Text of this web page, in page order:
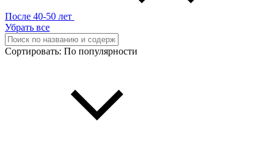
После 40-50 лет
Убрать все
Сортировать: По популярности